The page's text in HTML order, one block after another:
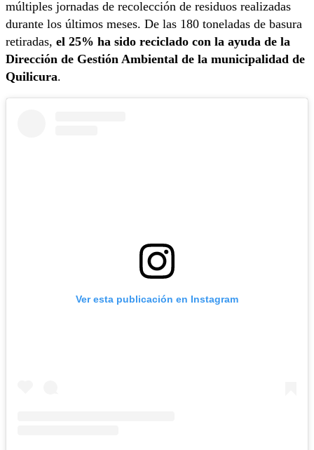
múltiples jornadas de recolección de residuos realizadas
durante los últimos meses. De las 180 toneladas de basura
retiradas, el 25% ha sido reciclado con la ayuda de la
Dirección de Gestión Ambiental de la municipalidad de
Quilicura.
Ver esta publicación en Instagram